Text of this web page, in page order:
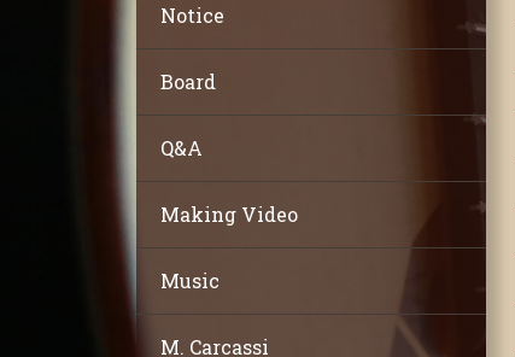
Notice
Board
Q&A
Making Video
Music
M. Carcassi